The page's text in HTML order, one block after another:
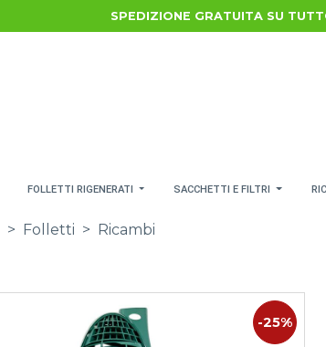
SPEDIZIONE GRATUITA SU
FOLLETTI RIGENERATI SACCHETTI E FILTRI
> Folletti > Ricambi
-25%